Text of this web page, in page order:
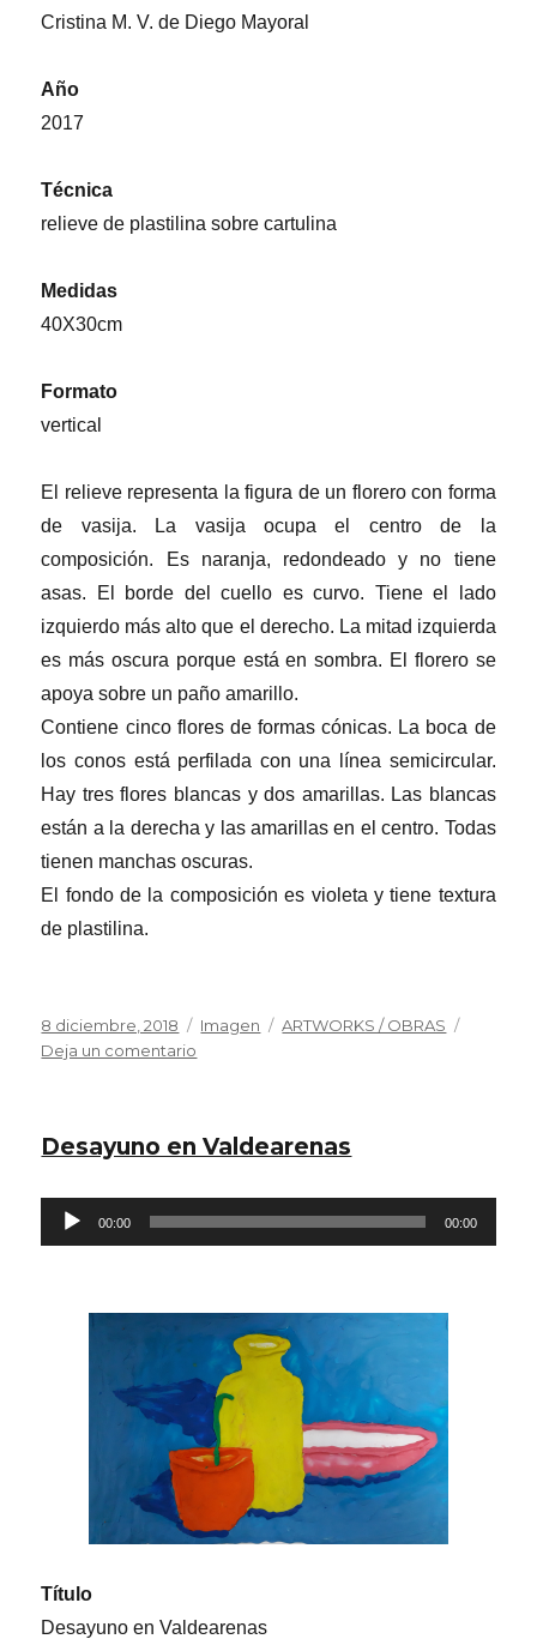
Cristina M. V. de Diego Mayoral
Año
2017
Técnica
relieve de plastilina sobre cartulina
Medidas
40X30cm
Formato
vertical
El relieve representa la figura de un florero con forma
de vasija. La vasija ocupa el centro de la
composición. Es naranja, redondeado y no tiene
asas. El borde del cuello es curvo. Tiene el lado
izquierdo más alto que el derecho. La mitad izquierda
es más oscura porque está en sombra. El florero se
apoya sobre un paño amarillo.
Contiene cinco flores de formas cónicas. La boca de
los conos está perfilada con una línea semicircular.
Hay tres flores blancas y dos amarillas. Las blancas
están a la derecha y las amarillas en el centro. Todas
tienen manchas oscuras.
El fondo de la composición es violeta y tiene textura
de plastilina.
Publicado
el
8 diciembre, 2018 Formato
Imagen Categorías
ARTWORKS / OBRAS
Deja un comentario
Desayuno en Valdearenas
Reproductor
de
00:00 00:00
Título
Desayuno en Valdearenas